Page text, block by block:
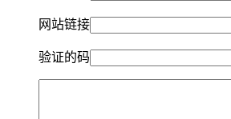
网站链接
验证的码